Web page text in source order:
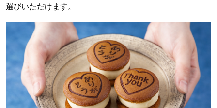
選びいただけます。